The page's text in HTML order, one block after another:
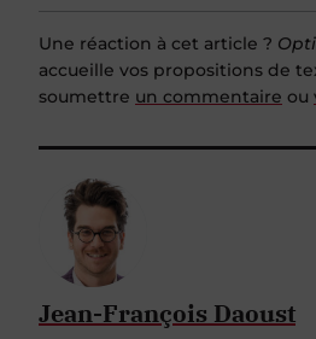
Une réaction à cet article ?
accueille vos propositions de
soumettre un commentaire ou
Jean-François Daoust